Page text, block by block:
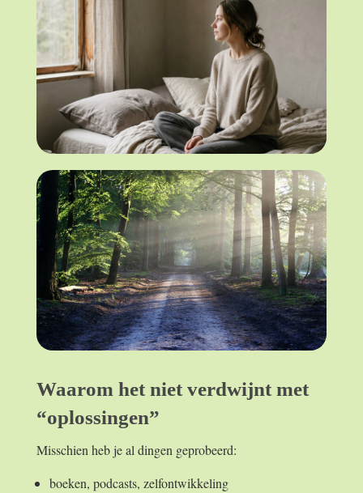
Waarom het niet verdwijnt met
“oplossingen”
Misschien heb je al dingen geprobeerd:
boeken, podcasts, zelfontwikkeling